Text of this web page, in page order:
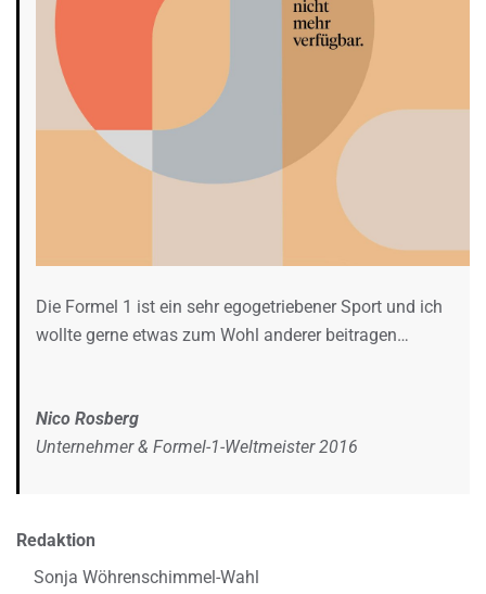
Die Formel 1 ist ein sehr egogetriebener Sport und ich
wollte gerne etwas zum Wohl anderer beitragen…
Nico Rosberg
Unternehmer & Formel-1-Weltmeister 2016
Redaktion
Sonja Wöhrenschimmel-Wahl